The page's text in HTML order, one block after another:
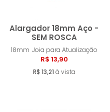
Alargador 18mm Aço -
SEM ROSCA
18mm Joia para Atualização
R$ 13,90
R$ 13,21 à vista